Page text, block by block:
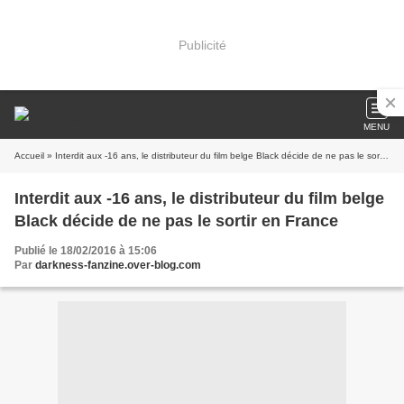
Publicité
MENU
Accueil » Interdit aux -16 ans, le distributeur du film belge Black décide de ne pas le sortir en France
Interdit aux -16 ans, le distributeur du film belge
Black décide de ne pas le sortir en France
Publié le 18/02/2016 à 15:06
Par darkness-fanzine.over-blog.com